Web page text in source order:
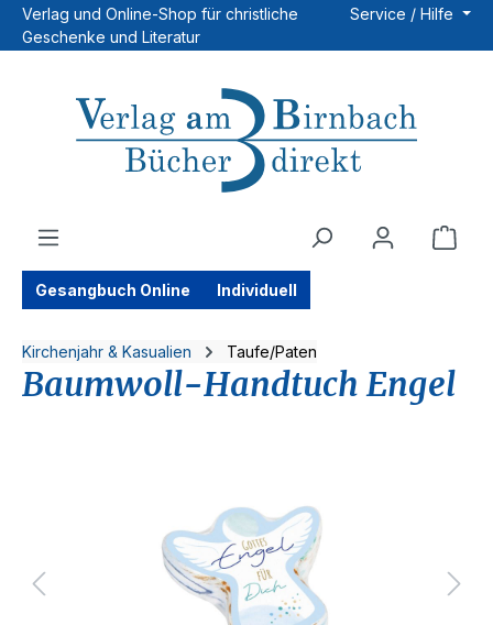
Zum Hauptinhalt springen
Verlag und Online-Shop für christliche
Geschenke und Literatur
Service / Hilfe
Gesangbuch Online Individuell
Kirchenjahr & Kasualien Taufe/Paten
Baumwoll-Handtuch Engel